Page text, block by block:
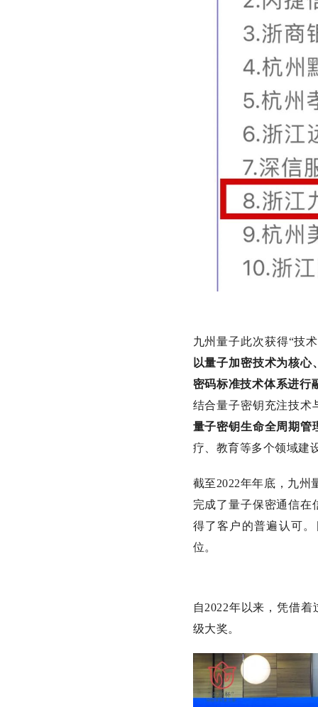
九州量子此次获得“技
以量子加密技术为核
密码标准技术体系进行
结合量子密钥充注技术
量子密钥生命全周期管
疗、教育等多个领域建
截至2022年年底，九州
完成了量子保密通信在
得了客户的普遍认可
位。
自2022年以来，凭借
级大奖。